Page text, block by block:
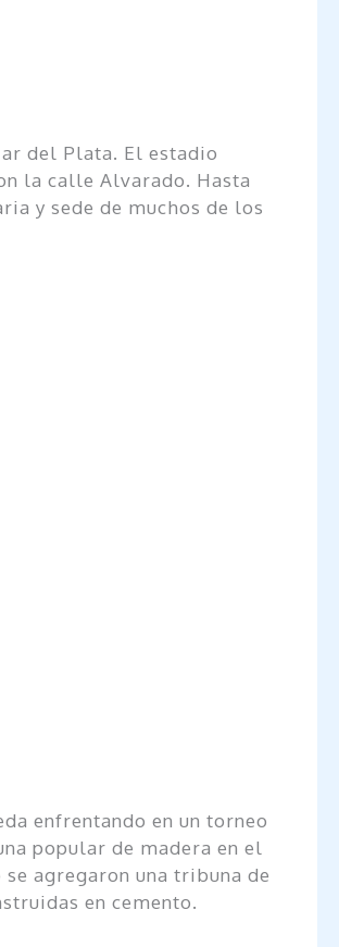
del Plata. El estadio
la calle Alvarado. Hasta
y sede de muchos de los
enfrentando en un torneo
popular de madera en el
agregaron una tribuna de
en cemento.